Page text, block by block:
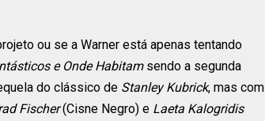
ou se a Warner está apenas tentando
e Onde Habitam sendo a segunda
do clássico de Stanley Kubrick, mas com
Fischer(Cisne Negro) e Laeta Kalogridis